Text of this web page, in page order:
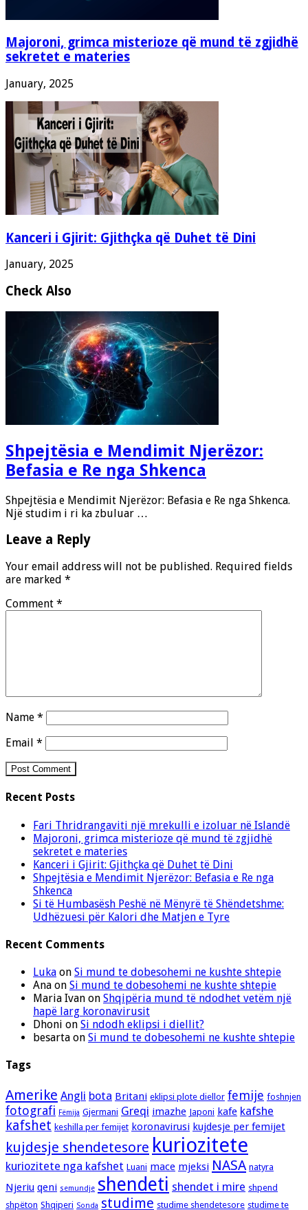
Majoroni, grimca misterioze që mund të zgjidhë
sekretet e materies
January, 2025
Kanceri i Gjirit: Gjithçka që Duhet të Dini
January, 2025
Check Also
Shpejtësia e Mendimit Njerëzor:
Befasia e Re nga Shkenca
Shpejtësia e Mendimit Njerëzor: Befasia e Re nga Shkenca.
Një studim i ri ka zbuluar …
Leave a Reply
Your email address will not be published. Required fields
are marked *
Comment *
Name *
Email *
Recent Posts
Fari Thridrangaviti një mrekulli e izoluar në Islandë
Majoroni, grimca misterioze që mund të zgjidhë
sekretet e materies
Kanceri i Gjirit: Gjithçka që Duhet të Dini
Shpejtësia e Mendimit Njerëzor: Befasia e Re nga
Shkenca
Si të Humbasësh Peshë në Mënyrë të Shëndetshme:
Udhëzuesi për Kalori dhe Matjen e Tyre
Recent Comments
Luka on Si mund te dobesohemi ne kushte shtepie
Ana on Si mund te dobesohemi ne kushte shtepie
Maria Ivan on Shqipëria mund të ndodhet vetëm një
hapë larg koronavirusit
Dhoni on Si ndodh eklipsi i diellit?
besarta on Si mund te dobesohemi ne kushte shtepie
Tags
Amerike Angli bota Britani eklipsi plote diellor femije foshnjen
fotografi Fëmija Gjermani Greqi imazhe Japoni kafe kafshe
kafshet keshilla per femijet koronavirusi kujdesje per femijet
kujdesje shendetesore kuriozitete
kuriozitete nga kafshet Luani mace mjeksi NASA natyra
Njeriu qeni semundje shendeti shendet i mire shpend
shpëton Shqiperi Sonda studime studime shendetesore studime te